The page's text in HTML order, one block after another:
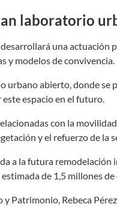
laboratorio
una actuación
y modelos de convivencia.
urbano abierto, donde
espacio en el futuro.
con la
y el refuerzo de la
a la futura
de 1,5 millones de
Patrimonio, Rebeca